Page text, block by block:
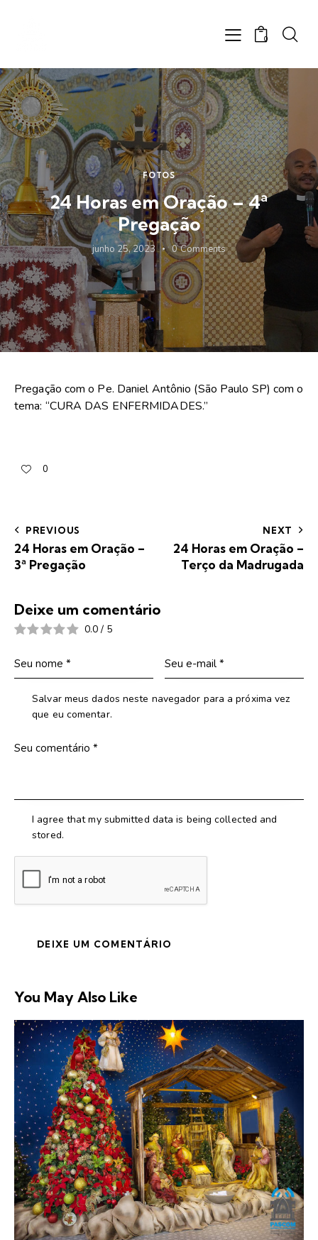
0
FOTOS
24 Horas em Oração – 4ª
Pregação
junho 25, 2023 0 Comments
Pregação com o Pe. Daniel Antônio (São Paulo SP) com o
tema: “CURA DAS ENFERMIDADES.”
0
PREVIOUS
24 Horas em Oração –
3ª Pregação
NEXT
24 Horas em Oração –
Terço da Madrugada
Deixe um comentário
0.0 / 5
Salvar meus dados neste navegador para a próxima vez
que eu comentar.
I agree that my submitted data is being collected and
stored.
You May Also Like